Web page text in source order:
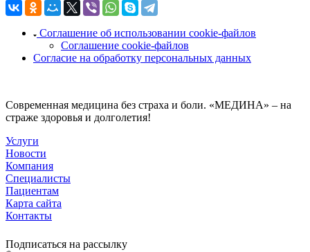
Соглашение об использовании cookie-файлов
Соглашение cookie-файлов
Согласие на обработку персональных данных
Современная медицина без страха и боли. «МЕДИНА» – на
страже здоровья и долголетия!
Услуги
Новости
Компания
Специалисты
Пациентам
Карта сайта
Контакты
Подписаться на рассылку